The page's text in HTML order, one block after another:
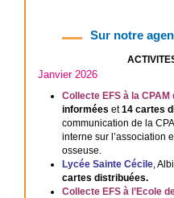
Sur notre
Janvier 2026
Collecte EFS à la CPAM
informées et14 cartes
communication de la
interne sur l’association
osseuse.
Lycée Sainte Cécile,
cartes distribuées.
Collecte EFS à l’Ecole